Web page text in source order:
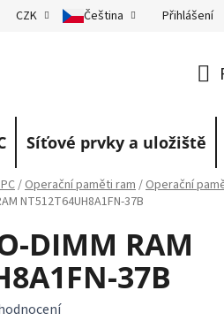
Reklamace Obchodní podmínky
CZK Čeština Přihlášení
Síťové prvky a uložiště
/Operační paměti ram/Operační
NT512T64UH8A1FN-37B
DIMM RAM
37B